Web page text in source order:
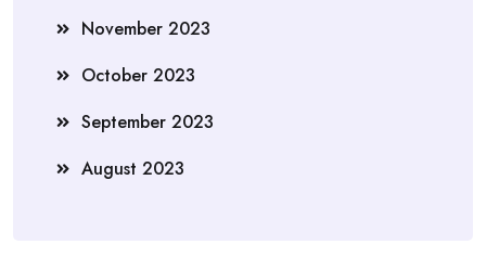
November 2023
October 2023
September 2023
August 2023